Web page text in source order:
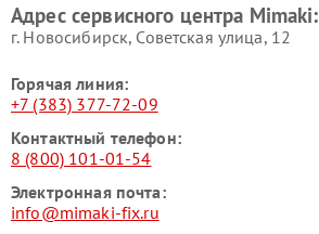
Адрес сервисного центра Mimaki:
г. Новосибирск, Советская улица, 12
Горячая линия:
+7 (383) 377-72-09
Контактный телефон:
8 (800) 101-01-54
Электронная почта:
info@mimaki-fix.ru